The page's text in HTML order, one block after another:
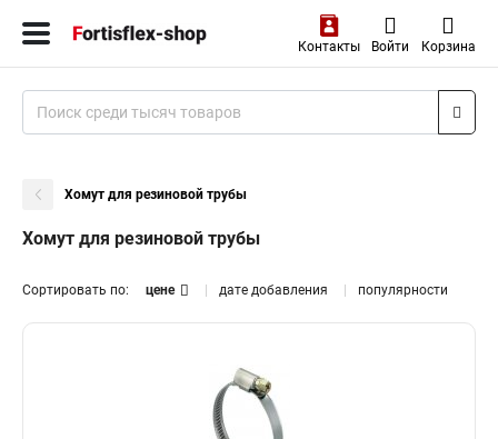
Контакты Войти Корзина
Хомут для резиновой трубы
Хомут для резиновой трубы
Сортировать по: цене дате добавления популярности